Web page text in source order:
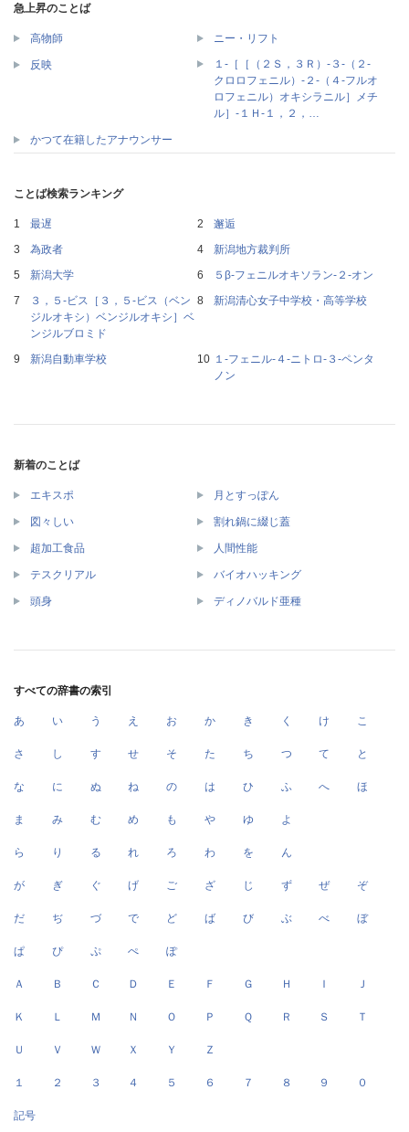
急上昇のことば
高物師 ニー・リフト
反映
１‐［［（２Ｓ，３Ｒ）‐３‐（２‐
クロロフェニル）‐２‐（４‐フルオ
ロフェニル）オキシラニル］メチ
ル］‐１Ｈ‐１，２，…
かつて在籍したアナウンサー
ことば検索ランキング
最遅
邂逅
為政者
新潟地方裁判所
新潟大学
５β‐フェニルオキソラン‐２‐オン
３，５‐ビス［３，５‐ビス（ベン
ジルオキシ）ベンジルオキシ］ベ
ンジルブロミド
新潟清心女子中学校・高等学校
新潟自動車学校
１‐フェニル‐４‐ニトロ‐３‐ペンタ
ノン
新着のことば
エキスポ 月とすっぽん
図々しい 割れ鍋に綴じ蓋
超加工食品 人間性能
テスクリアル バイオハッキング
頭身 ディノバルド亜種
すべての辞書の索引
あ い う え お か き く け こ
さ し す せ そ た ち つ て と
な に ぬ ね の は ひ ふ へ ほ
ま み む め も や ゆ よ
ら り る れ ろ わ を ん
が ぎ ぐ げ ご ざ じ ず ぜ ぞ
だ ぢ づ で ど ば び ぶ べ ぼ
ぱ ぴ ぷ ぺ ぽ
Ａ Ｂ Ｃ Ｄ Ｅ Ｆ Ｇ Ｈ Ｉ Ｊ
Ｋ Ｌ Ｍ Ｎ Ｏ Ｐ Ｑ Ｒ Ｓ Ｔ
Ｕ Ｖ Ｗ Ｘ Ｙ Ｚ
１ ２ ３ ４ ５ ６ ７ ８ ９ ０
記号